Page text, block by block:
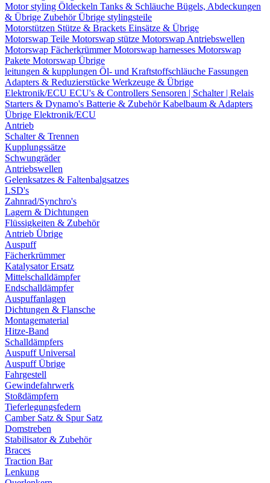
Motor styling Öldeckeln Tanks & Schläuche Bügels, Abdeckungen
& Übrige ZubehörÜbrige stylingsteile
Motorstützen Stütze & Brackets Einsätze & Übrige
Motorswap Teile Motorswap stütze Motorswap Antriebswellen
Motorswap FächerkrümmerMotorswap harnesses Motorswap
Pakete Motorswap Übrige
leitungen & kupplungen Öl- und Kraftstoffschläuche Fassungen
Adapters & Reduzierstücke Werkzeuge & Übrige
Elektronik/ECU ECU's & Controllers Sensoren | Schalter | Relais
Starters & Dynamo's Batterie & ZubehörKabelbaum & Adapters
Übrige Elektronik/ECU
Antrieb
Schalter & Trennen
Kupplungssätze
Schwungräder
Antriebswellen
Gelenksatzes & Faltenbalgsatzes
LSD's
Zahnrad/Synchro's
Lagern & Dichtungen
Flüssigkeiten & Zubehör
Antrieb Übrige
Auspuff
Fächerkrümmer
Katalysator Ersatz
Mittelschalldämpfer
Endschalldämpfer
Auspuffanlagen
Dichtungen & Flansche
Montagematerial
Hitze-Band
Schalldämpfers
Auspuff Universal
Auspuff Übrige
Fahrgestell
Gewindefahrwerk
Stoßdämpfern
Tieferlegungsfedern
Camber Satz & Spur Satz
Domstreben
Stabilisator & Zubehör
Braces
Traction Bar
Lenkung